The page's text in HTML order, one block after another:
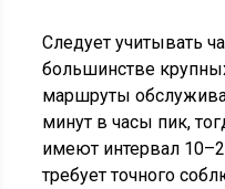
Следует учитывать
большинстве
маршруты
минут в часы пик,
имеют интервал
требует точного